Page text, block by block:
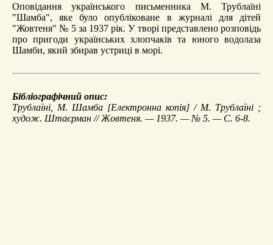
Оповідання українського письменника М. Трублаїні
"Шамба", яке було опубліковане в журналі для дітей
"Жовтеня" № 5 за 1937 рік. У творі представлено розповідь
про пригоди українських хлопчаків та юного водолаза
Шамби, який збирав устриці в морі.
Бібліографічний опис:
Трублаїні, М. Шамба [Електронна копія] / М. Трублаїні ;
худож. Штаєрман // Жовтеня. — 1937. — № 5. — С. 6-8.